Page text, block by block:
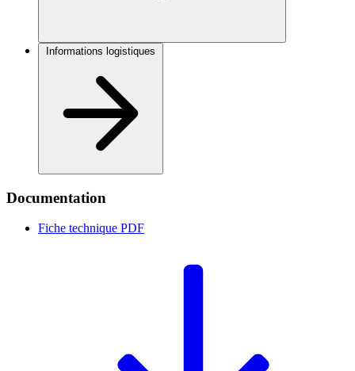
Documentation
Fiche technique PDF